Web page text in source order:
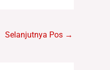
Selanjutnya Pos →